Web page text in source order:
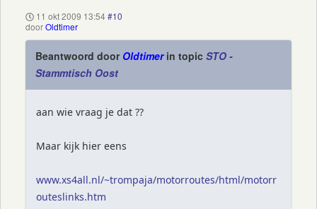
11 okt 2009 13:54 #10
doorOldtimer
Beantwoord door Oldtimerin topic STO -
Stammtisch Oost
aan wie vraag je dat ??
Maar kijk hier eens
www.xs4all.nl/~trompaja/motorroutes/html/motorr
outeslinks.htm